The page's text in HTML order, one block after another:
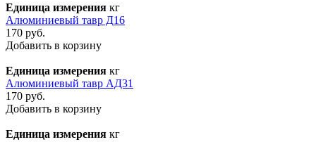
Единица измерения кг
Алюминиевый тавр Д16
170 руб.
Добавить в корзину
Единица измерения кг
Алюминиевый тавр АД31
170 руб.
Добавить в корзину
Единица измерения кг